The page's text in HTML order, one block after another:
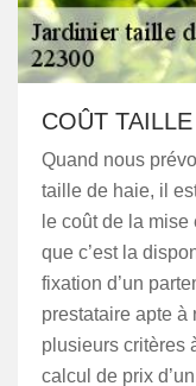
COÛT
Quand nous
taille de haie, il
le coût de la
que c’est la
fixation d’un
prestataire apte à
plusieurs critères
calcul de prix